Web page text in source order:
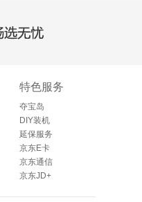
无忧
特色服务
夺宝岛
DIY装机
延保服务
京东E卡
京东通信
京东JD+